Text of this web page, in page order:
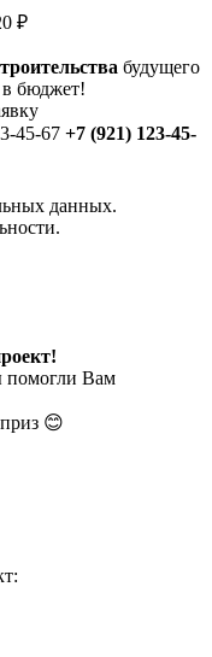
₽
будущего
в бюджет!
45-67 +7 (921) 123-45-
данных.
помогли Вам
😊